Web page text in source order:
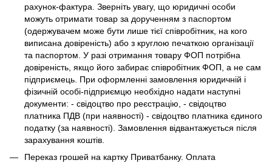
рахунок-фактура. Зверніть увагу, що юридичні особи
можуть отримати товар за дорученням з паспортом
(одержувачем може бути лише тієї співробітник, на кого
виписана довіреність) або з круглою печаткою організації
та паспортом. У разі отримання товару ФОП потрібна
довіреність, якщо його забирає співробітник ФОП, а не сам
підприємець. При оформленні замовлення юридичній і
фізичній особі-підприємцю необхідно надати наступні
документи: - свідоцтво про реєстрацію, - свідоцтво
платника ПДВ (при наявності) - свідоцтво платника єдиного
податку (за наявності). Замовлення відвантажується після
зарахування коштів.
Переказ грошей на картку Приватбанку. Оплата